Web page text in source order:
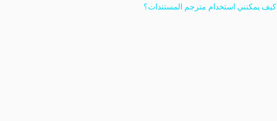
كيف يمكنني استخدام مترجم المستندات؟